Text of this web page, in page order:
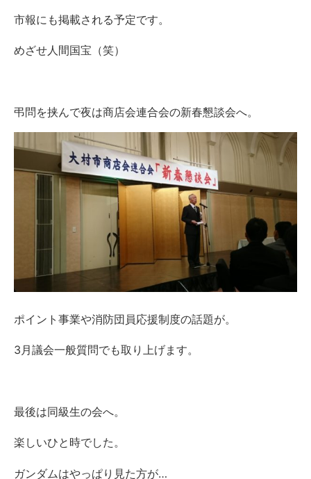
市報にも掲載される予定です。
めざせ人間国宝（笑）
弔問を挟んで夜は商店会連合会の新春懇談会へ。
ポイント事業や消防団員応援制度の話題が。
3月議会一般質問でも取り上げます。
最後は同級生の会へ。
楽しいひと時でした。
ガンダムはやっぱり見た方が…